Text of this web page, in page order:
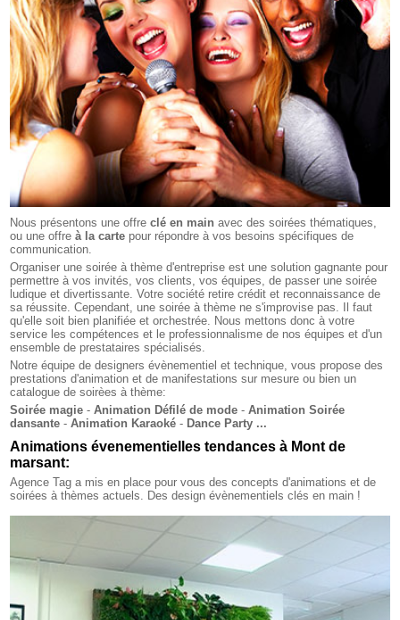
Nous présentons une offreclé en main avec des soirées thématiques,
ou une offreà la carte pour répondre à vos besoins spécifiques de
communication.
Organiser une soirée à thème d'entreprise est une solution gagnante pour
permettre à vos invités, vos clients, vos équipes, de passer une soirée
ludique et divertissante. Votre société retire crédit et reconnaissance de
sa réussite. Cependant, une soirée à thème ne s'improvise pas. Il faut
qu'elle soit bien planifiée et orchestrée. Nous mettons donc à votre
service les compétences et le professionnalisme de nos équipes et d'un
ensemble de prestataires spécialisés.
Notre équipe de designers évènementiel et technique, vous propose des
prestations d'animation et de manifestations sur mesure ou bien un
catalogue de soirèes à thème:
Soirée magie -Animation Défilé de mode -Animation Soirée
dansante -Animation Karaoké - Dance Party ...
Animations évenementielles tendances à Mont de
marsant:
Agence Tag a mis en place pour vous des concepts d'animations et de
soirées à thèmes actuels. Des design évènementiels clés en main !